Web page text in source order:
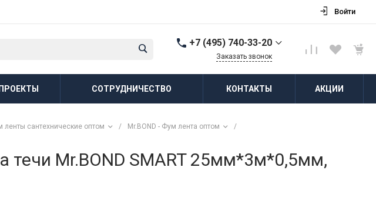
Войти
+7 (495) 740-33-20
г. Балашиха, д.
Пн-Пт: 8:00-18:00 Cб-Вс:
Заказать звонок
СОТРУДНИЧЕСТВО КОНТАКТЫ АКЦИИ
ленты сантехнические оптом / Mr.BOND - Фум лента оптом
/
течи Mr.BOND SMART 25мм*3м*0,5мм,